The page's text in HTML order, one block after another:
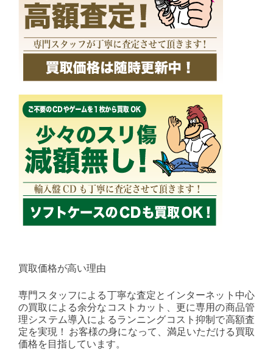
買取価格が高い理由
専門スタッフによる丁寧な査定とインターネット中心
の買取による余分なコストカット、更に専用の商品管
理システム導入によるランニングコスト抑制で高額査
定を実現！ お客様の身になって、満足いただける買取
価格を目指しています。